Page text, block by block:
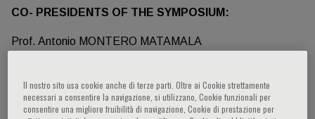
CO- PRESIDENTS OF THE SYMPOSIUM:
Prof. Antonio MONTERO MATAMALA
Hospital Arnau de Vilanova
Av Alcalde Rovira Roure, 80 Lleida, Spain
Il nostro sito usa cookie anche di terze parti. Oltre ai Cookie strettamente
necessari a consentire la navigazione, si utilizzano, Cookie funzionali per
consentire una migliore fruibilità di navigazione, Cookie di prestazione per